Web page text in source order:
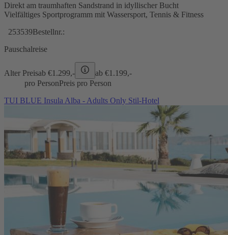
Direkt am traumhaften Sandstrand in idyllischer Bucht
Vielfältiges Sportprogramm mit Wassersport, Tennis & Fitness
253539Bestellnr.:
Pauschalreise
Alter Preisab €1.299,- ab €1.199,-
pro PersonPreis pro Person
TUI BLUE Insula Alba - Adults Only Stil-Hotel